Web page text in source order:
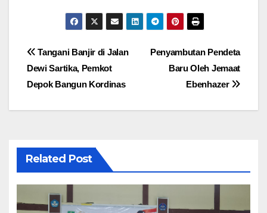
Navigasi
pos
Penyambutan Pendeta
Baru Oleh Jemaat
Ebenhazer
Tangani Banjir di Jalan
Dewi Sartika, Pemkot
Depok Bangun Kordinas
Related Post